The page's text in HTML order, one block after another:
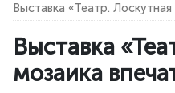
Выставка «Театр. Лоскутная
Выставка
мозаика